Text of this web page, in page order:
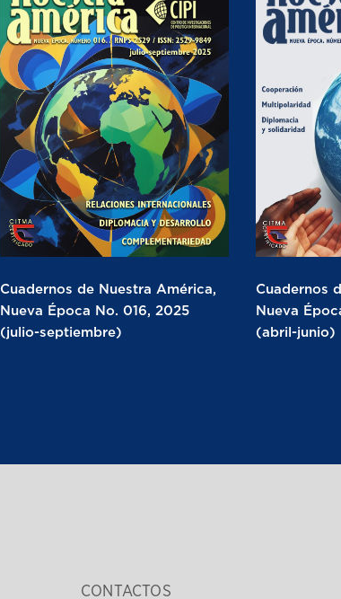
Cuadernos de Nuestra América,
Nueva Época No. 016, 2025
(julio-septiembre)
Cuadernos
Nueva
(abril-junio)
CONTACTOS